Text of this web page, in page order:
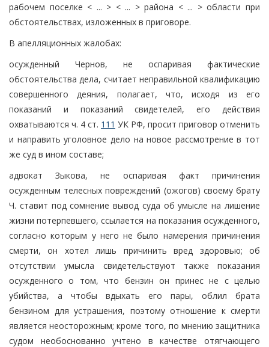
рабочем поселке < ... > < ... > района < ... > области при
обстоятельствах, изложенных в приговоре.
В апелляционных жалобах:
осужденный Чернов, не оспаривая фактические
обстоятельства дела, считает неправильной квалификацию
совершенного деяния, полагает, что, исходя из его
показаний и показаний свидетелей, его действия
охватываются ч. 4 ст. 111 УК РФ, просит приговор отменить
и направить уголовное дело на новое рассмотрение в тот
же суд в ином составе;
адвокат Зыкова, не оспаривая факт причинения
осужденным телесных повреждений (ожогов) своему брату
Ч. ставит под сомнение вывод суда об умысле на лишение
жизни потерпевшего, ссылается на показания осужденного,
согласно которым у него не было намерения причинения
смерти, он хотел лишь причинить вред здоровью; об
отсутствии умысла свидетельствуют также показания
осужденного о том, что бензин он принес не с целью
убийства, а чтобы вдыхать его пары, облил брата
бензином для устрашения, поэтому отношение к смерти
является неосторожным; кроме того, по мнению защитника
судом необоснованно учтено в качестве отягчающего